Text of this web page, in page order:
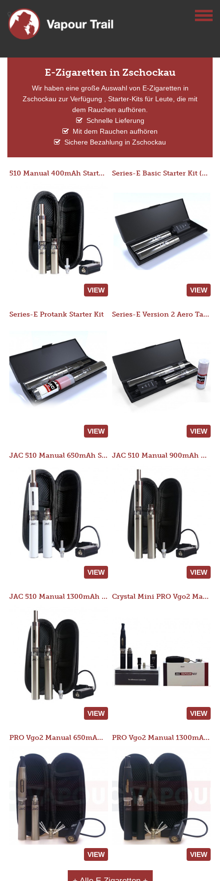
E-Zigaretten in Zschockau
Wir haben eine große Auswahl von E-Zigaretten in
Zschockau zur Verfügung , Starter-Kits für Leute, die mit
dem Rauchen aufhören.
Schnelle Lieferung
Mit dem Rauchen aufhören
Sichere Bezahlung in Zschockau
510 Manual 400mAh Starter Kit
VIEW
Series-E Basic Starter Kit (No Tank)
VIEW
Series-E Protank Starter Kit
VIEW
Series-E Version 2 Aero Tank Starter Kit
VIEW
JAC 510 Manual 650mAh Starter Kit
VIEW
JAC 510 Manual 900mAh Starter Kit
VIEW
JAC 510 Manual 1300mAh Starter Kit
VIEW
Crystal Mini PRO Vgo2 Manual 400mAh Kit
VIEW
PRO Vgo2 Manual 650mAh Kit
VIEW
PRO Vgo2 Manual 1300mAh Kit
VIEW